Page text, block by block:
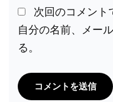
次回のコメント
自分の名前、メー
る。